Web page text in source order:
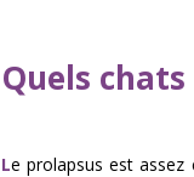
Quels
Le prolapsus est assez